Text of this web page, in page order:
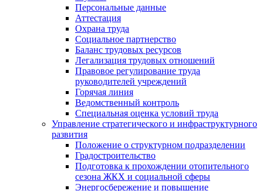
Персональные данные
Аттестация
Охрана труда
Социальное партнерство
Баланс трудовых ресурсов
Легализация трудовых отношений
Правовое регулирование труда
руководителей учреждений
Горячая линия
Ведомственный контроль
Специальная оценка условий труда
Управление стратегического и инфраструктурного
развития
Положение о структурном подразделении
Градостроительство
Подготовка к прохождении отопительного
сезона ЖКХ и социальной сферы
Энергосбережение и повышение